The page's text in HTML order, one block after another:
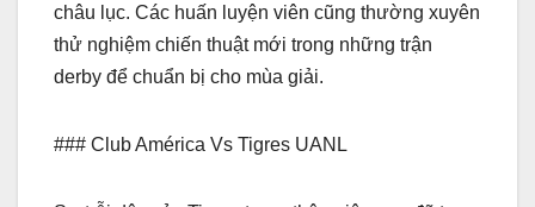
châu lục. Các huấn luyện viên cũng thường xuyên
thử nghiệm chiến thuật mới trong những trận
derby để chuẩn bị cho mùa giải.
### Club América Vs Tigres UANL